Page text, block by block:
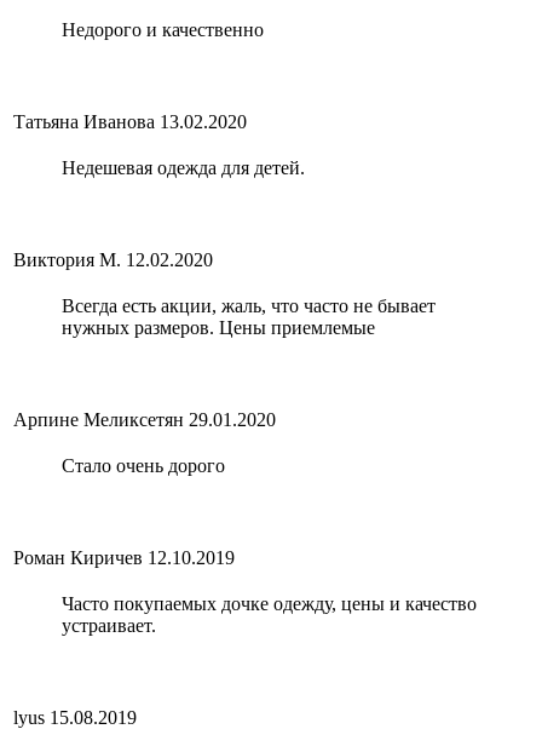
Недорого и качественно
Татьяна Иванова 13.02.2020
Недешевая одежда для детей.
Виктория М. 12.02.2020
Всегда есть акции, жаль, что часто не бывает
нужных размеров. Цены приемлемые
Арпине Меликсетян 29.01.2020
Стало очень дорого
Роман Киричев 12.10.2019
Часто покупаемых дочке одежду, цены и качество
устраивает.
lyus 15.08.2019